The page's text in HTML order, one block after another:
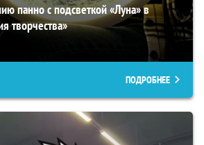
панно с подсветкой «Луна» в
творчества»
ПОДРОБНЕЕ